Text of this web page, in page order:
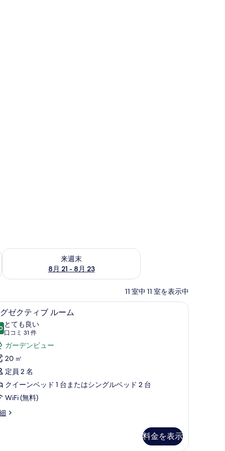
ク
来週末
8月 21 - 8月 23
来週末 8月 21 - 8月 23 の空室状況をチェック
11 室中 11 室を表示中
セーフティボックス (室内)、デスク、アイロ
6ゼクティブ ルーム
点中 8.0
とても良い
口コミ 31 件
(口
コ
ミ
31
件)
ガーデンビュー
20 ㎡
定員 2 名
クイーンベッド 1 台またはシングルベッド 2 台
WiFi (無料)
料金を表示